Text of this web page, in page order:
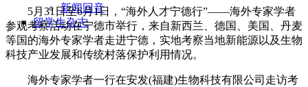
新闻回音
留学生杂志
5月31日至6月1日，“海外人才宁德行”——海外专家学者
参观考察活动在宁德市举行，来自新西兰、德国、美国、丹麦
等国的海外专家学者走进宁德，实地考察当地新能源以及生物
科技产业发展和传统村落保护利用情况。
海外专家学者一行在安发(福建)生物科技有限公司走访考